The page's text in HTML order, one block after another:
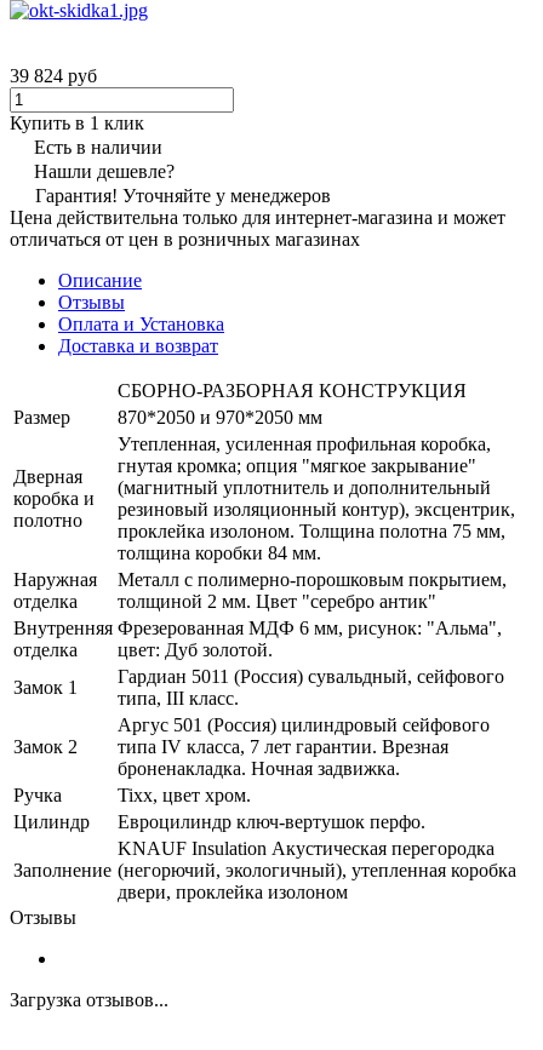
39 824 руб
Купить в 1 клик
Есть в наличии
Нашли дешевле?
Гарантия! Уточняйте у менеджеров
Цена действительна только для интернет-магазина и может
отличаться от цен в розничных магазинах
Описание
Отзывы
Оплата и Установка
Доставка и возврат
СБОРНО-РАЗБОРНАЯ КОНСТРУКЦИЯ
Размер
870*2050 и 970*2050 мм
Дверная
коробка и
полотно
Утепленная, усиленная профильная коробка,
гнутая кромка; опция "мягкое закрывание"
(магнитный уплотнитель и дополнительный
резиновый изоляционный контур), эксцентрик,
проклейка изолоном. Толщина полотна 75 мм,
толщина коробки 84 мм.
Наружная
отделка
Металл с полимерно-порошковым покрытием,
толщиной 2 мм. Цвет "серебро антик"
Внутренняя
отделка
Фрезерованная МДФ 6 мм, рисунок: "Альма",
цвет: Дуб золотой.
Замок 1
Гардиан 5011 (Россия) сувальдный, сейфового
типа, III класс.
Замок 2
Аргус 501 (Россия) цилиндровый сейфового
типа IV класса, 7 лет гарантии. Врезная
броненакладка. Ночная задвижка.
Ручка
Tixx, цвет хром.
Цилиндр
Евроцилиндр ключ-вертушок перфо.
Заполнение
KNAUF Insulation Акустическая перегородка
(негорючий, экологичный), утепленная коробка
двери, проклейка изолоном
Отзывы
Загрузка отзывов...